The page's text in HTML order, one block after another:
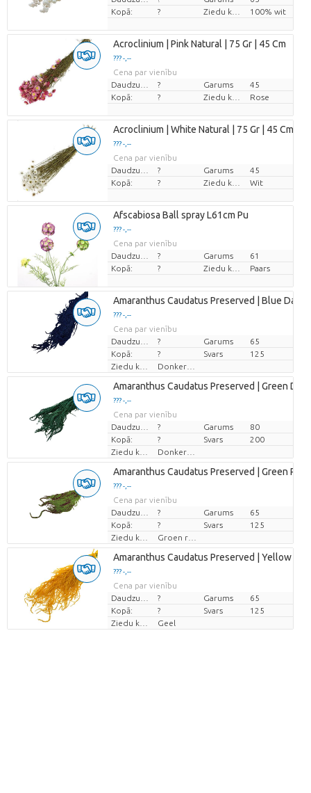
Kopā:
? 100% wit
Acroclinium | Pink Natural | 75 Gr | 45 Cm
??? -,--
Cena par vienību
? Garums
45
Kopā:
? Rose
Acroclinium | White Natural | 75 Gr | 45 Cm
??? -,--
Cena par vienību
? Garums
45
Kopā:
? Wit
Afscabiosa Ball spray L61cm Pu
??? -,--
Cena par vienību
? Garums
61
Kopā:
? Paars
Amaranthus Caudatus Preserved | Blue Dark |
??? -,--
Cena par vienību
? Garums
65
Kopā:
? Svars
125
Ziedu krāsas
Donkerblauw
Amaranthus Caudatus Preserved | Green
??? -,--
Cena par vienību
? Garums
80
Kopā:
? Svars
200
Ziedu krāsas
Donkergroen
Amaranthus Caudatus Preserved | Green Red
??? -,--
Cena par vienību
? Garums
65
Kopā:
? Svars
125
Ziedu krāsas
Groen rood
Amaranthus Caudatus Preserved | Yellow |
??? -,--
Cena par vienību
? Garums
65
Kopā:
? Svars
125
Ziedu krāsas
Geel